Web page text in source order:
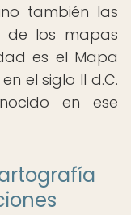
también las
de los mapas
es el Mapa
el siglo II d.C.
en ese